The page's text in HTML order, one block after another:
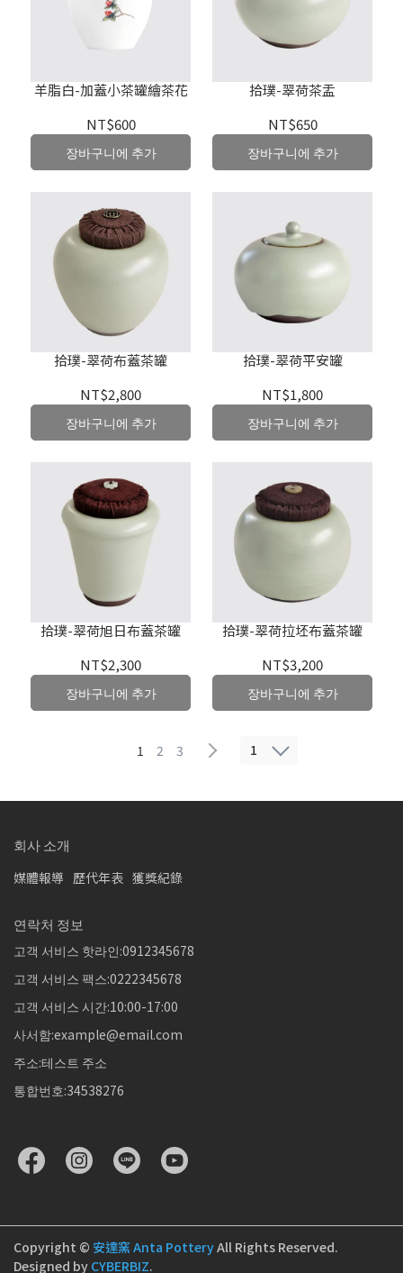
羊脂白-加蓋小茶罐繪茶花
NT$600
장바구니에 추가
拾璞-翠荷茶盂
NT$650
장바구니에 추가
拾璞-翠荷布蓋茶罐
NT$2,800
장바구니에 추가
拾璞-翠荷平安罐
NT$1,800
장바구니에 추가
拾璞-翠荷旭日布蓋茶罐
NT$2,300
장바구니에 추가
拾璞-翠荷拉坯布蓋茶罐
NT$3,200
장바구니에 추가
1 2 3 1
회사 소개
媒體報導 歷代年表 獲獎紀錄
연락처 정보
고객 서비스 핫라인:0912345678
고객 서비스 팩스:0222345678
고객 서비스 시간:10:00-17:00
사서함:example@email.com
주소:테스트 주소
통합번호:34538276
Copyright © 安達窯 Anta PotteryAll Rights Reserved.
Designed by CYBERBIZ.